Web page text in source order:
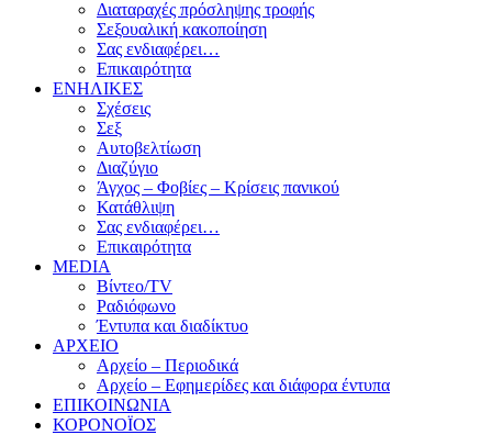
Διαταραχές πρόσληψης τροφής
Σεξουαλική κακοποίηση
Σας ενδιαφέρει…
Επικαιρότητα
ΕΝΗΛΙΚΕΣ
Σχέσεις
Σεξ
Αυτοβελτίωση
Διαζύγιο
Άγχος – Φοβίες – Κρίσεις πανικού
Κατάθλιψη
Σας ενδιαφέρει…
Επικαιρότητα
MEDIA
Βίντεο/TV
Ραδιόφωνο
Έντυπα και διαδίκτυο
ΑΡΧΕΙΟ
Αρχείο – Περιοδικά
Αρχείο – Εφημερίδες και διάφορα έντυπα
ΕΠΙΚΟΙΝΩΝΙΑ
ΚΟΡΟΝΟΪΟΣ